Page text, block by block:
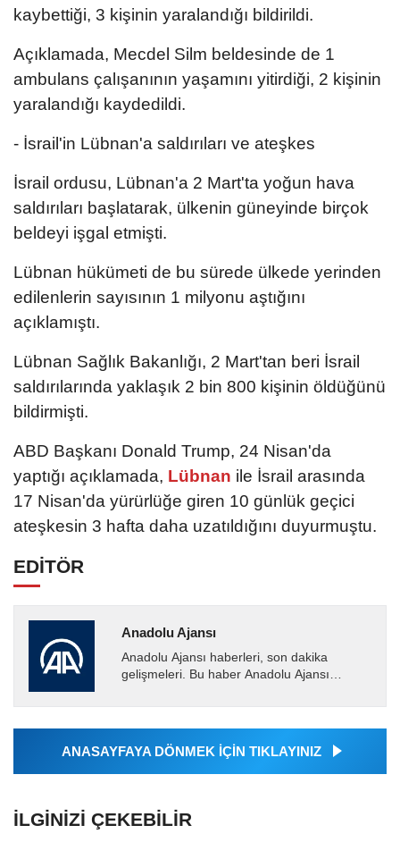
kaybettiği, 3 kişinin yaralandığı bildirildi.
Açıklamada, Mecdel Silm beldesinde de 1
ambulans çalışanının yaşamını yitirdiği, 2 kişinin
yaralandığı kaydedildi.
- İsrail'in Lübnan'a saldırıları ve ateşkes
İsrail ordusu, Lübnan'a 2 Mart'ta yoğun hava
saldırıları başlatarak, ülkenin güneyinde birçok
beldeyi işgal etmişti.
Lübnan hükümeti de bu sürede ülkede yerinden
edilenlerin sayısının 1 milyonu aştığını
açıklamıştı.
Lübnan Sağlık Bakanlığı, 2 Mart'tan beri İsrail
saldırılarında yaklaşık 2 bin 800 kişinin öldüğünü
bildirmişti.
ABD Başkanı Donald Trump, 24 Nisan'da
yaptığı açıklamada, Lübnan ile İsrail arasında
17 Nisan'da yürürlüğe giren 10 günlük geçici
ateşkesin 3 hafta daha uzatıldığını duyurmuştu.
EDİTÖR
Anadolu Ajansı
Anadolu Ajansı haberleri, son dakika
gelişmeleri. Bu haber Anadolu Ajansı
tarafından geçilen tüm...
ANASAYFAYA DÖNMEK İÇİN TIKLAYINIZ
İLGINIZI ÇEKEBILIR